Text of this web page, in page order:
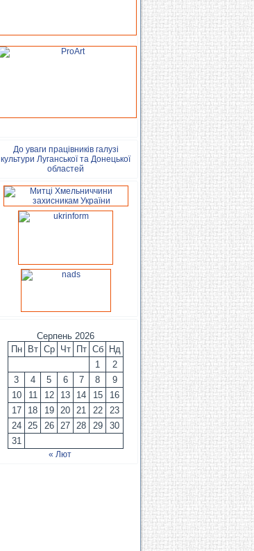
До уваги працівників галузі
культури Луганської та Донецької
областей
Серпень 2026
Пн
Вт Ср Чт Пт Сб
Нд
1
2
3
4 5 6 7 8
9
10
11 12 13 14 15
16
17
18 19 20 21 22
23
24
25 26 27 28 29
30
31
« Лют